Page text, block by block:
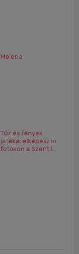
Melena
Tűz és fények
játéka: elképesztő
fotókon a Szent I...